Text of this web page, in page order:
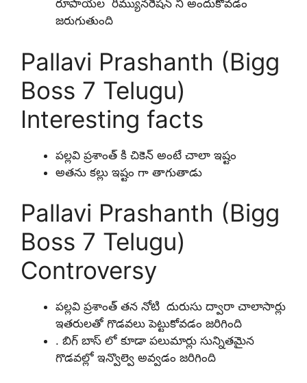
రూపాయల రిమ్యునరేషన్ ని అందుకోవడం
జరుగుతుంది
Pallavi Prashanth (Bigg
Boss 7 Telugu)
Interesting facts
పల్లవి ప్రశాంత్ కి చికెన్ అంటే చాలా ఇష్టం
అతను కల్లు ఇష్టం గా తాగుతాడు
Pallavi Prashanth (Bigg
Boss 7 Telugu)
Controversy
పల్లవి ప్రశాంత్ తన నోటి దురుసు ద్వారా చాలాసార్లు
ఇతరులతో గొడవలు పెట్టుకోవడం జరిగింది
. బిగ్ బాస్ లో కూడా పలుమార్లు సున్నితమైన
గొడవల్లో ఇన్వొల్వె అవ్వడం జరిగింది